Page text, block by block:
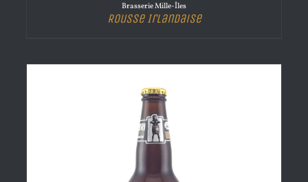
Brasserie Mille-Îles
Rousse Irlandaise